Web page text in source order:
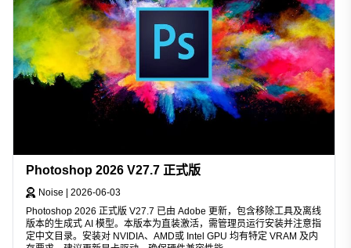
Photoshop 2026 V27.7 正式版
Noise
2026-06-03
Photoshop 2026 正式版 V27.7 已由 Adobe 更新，包含移除工具及离线
版本的生成式 AI 模型。本版本为直装激活，需管理员运行安装并注意指
定中文目录。安装对 NVIDIA、AMD或 Intel GPU 均有特定 VRAM 及内